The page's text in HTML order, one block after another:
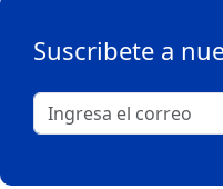
Suscribete a